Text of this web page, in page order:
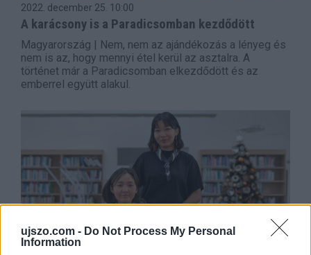
ujszo.com - Do Not Process My Personal
Information
2022. december 25. 10:00
A karácsony is a Paradicsomban kezdődött
Magyarország | Nem, nem az ajándékozás a lényeg és
nem is az, hogy mennyi étel kerül az asztalra. A
történet már a Paradicsomban elkezdődött és az
emberrel együtt alakul.